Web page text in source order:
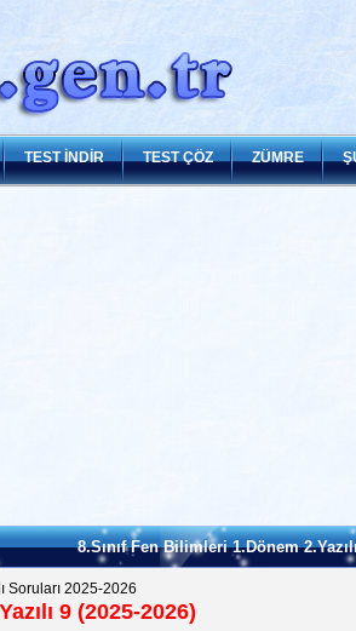
TEST İNDİR TEST ÇÖZ ZÜMRE
8.Sınıf Fen Bilimleri 1.Dönem
Soruları 2025-2026
9 (2025-2026)